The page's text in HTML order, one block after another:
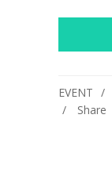
EVENT
Share